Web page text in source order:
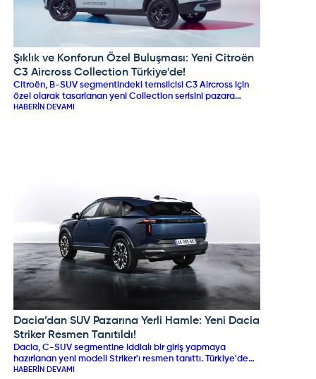
CITROEN
Şıklık ve Konforun Özel Buluşması: Yeni Citroën
C3 Aircross Collection Türkiye'de!
Citroën, B-SUV segmentindeki temsilcisi C3 Aircross için
özel olarak tasarlanan yeni Collection serisini pazara
sundu. Dış tasarımındaki kırmızı dokunuşlar ve özel jant
HABERIN DEVAMI
DACIA
Dacia’dan SUV Pazarına Yerli Hamle: Yeni Dacia
Striker Resmen Tanıtıldı!
Dacia, C-SUV segmentine iddialı bir giriş yapmaya
hazırlanan yeni modeli Striker'ı resmen tanıttı. Türkiye'de
üretilmesi planlanan ve hibrit motor seçenekleriyle öne
HABERIN DEVAMI